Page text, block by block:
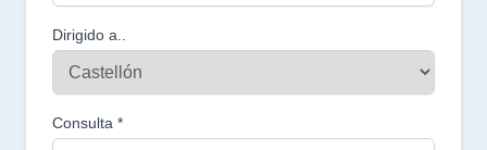
Dirigido a..
Consulta *